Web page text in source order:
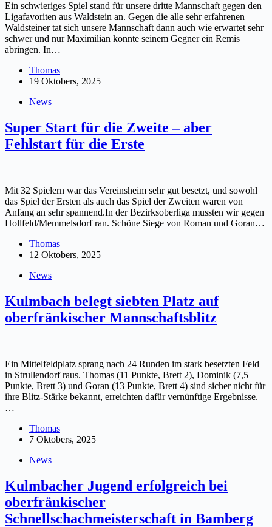
Ein schwieriges Spiel stand für unsere dritte Mannschaft gegen den
Ligafavoriten aus Waldstein an. Gegen die alle sehr erfahrenen
Waldsteiner tat sich unsere Mannschaft dann auch wie erwartet sehr
schwer und nur Maximilian konnte seinem Gegner ein Remis
abringen. In…
Thomas
19 Oktobers, 2025
News
Super Start für die Zweite – aber
Fehlstart für die Erste
Mit 32 Spielern war das Vereinsheim sehr gut besetzt, und sowohl
das Spiel der Ersten als auch das Spiel der Zweiten waren von
Anfang an sehr spannend.In der Bezirksoberliga mussten wir gegen
Hollfeld/Memmelsdorf ran. Schöne Siege von Roman und Goran…
Thomas
12 Oktobers, 2025
News
Kulmbach belegt siebten Platz auf
oberfränkischer Mannschaftsblitz
Ein Mittelfeldplatz sprang nach 24 Runden im stark besetzten Feld
in Strullendorf raus. Thomas (11 Punkte, Brett 2), Dominik (7,5
Punkte, Brett 3) und Goran (13 Punkte, Brett 4) sind sicher nicht für
ihre Blitz-Stärke bekannt, erreichten dafür vernünftige Ergebnisse.
…
Thomas
7 Oktobers, 2025
News
Kulmbacher Jugend erfolgreich bei
oberfränkischer
Schnellschachmeisterschaft in Bamberg